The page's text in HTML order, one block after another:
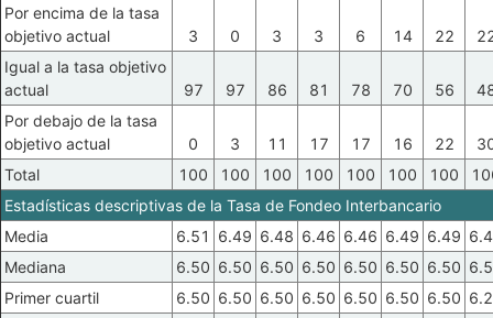
Por encima de la tasa
objetivo actual
3 0 3 3 6 14 22
Igual a la tasa objetivo
actual
97 97 86 81 78 70 56
Por debajo de la tasa
objetivo actual
0 3 11 17 17 16 22
Total
100 100 100 100 100 100 100
Estadísticas descriptivas de la Tasa de Fondeo Interbancario
Media
6.51 6.49 6.48 6.46 6.46 6.49 6.49
Mediana
6.50 6.50 6.50 6.50 6.50 6.50 6.50
Primer cuartil
6.50 6.50 6.50 6.50 6.50 6.50 6.50